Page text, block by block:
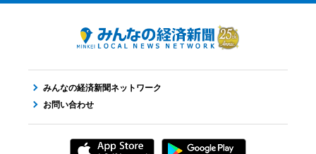
みんなの経済新聞ネットワーク
お問い合わせ